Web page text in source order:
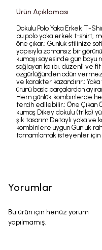
Ürün Açıklaması
Dokulu Polo Yaka Erkek T-
bu polo yaka erkek t-shirt,
öne çıkar.; Günlük stilinize
yapısıyla zamansız bir
kumaşı sayesinde gün boyu
sağlayan kalıbı, düzenli ve
özgürlüğünden ödün
ve karakter kazandırır.;
ürünü basic parçalardan
Hem günlük kombinlerde
tercih edilebilir.; Öne Çıkan
kumaş Dikey dokulu (triko)
şık tasarım Detaylı yaka ve
kombinlere uygun Günlük
tamamlamak isteyenler için
Yorumlar
Bu ürün için henüz yorum
yapılmamış.